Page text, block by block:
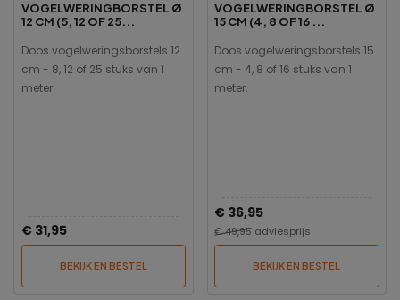
VOGELWERINGBORSTEL Ø
12 CM (5, 12 OF 25...
Doos vogelweringsborstels 12
cm - 8, 12 of 25 stuks van 1
meter.
€ 31,95
BEKIJK EN BESTEL
VOGELWERINGBORSTEL Ø
15 CM (4, 8 OF 16 ...
Doos vogelweringsborstels 15
cm - 4, 8 of 16 stuks van 1
meter.
€ 36,95
€ 49,95 adviesprijs
BEKIJK EN BESTEL